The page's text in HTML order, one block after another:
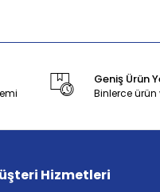
Geniş Ürün
Binlerce
Hizmetleri